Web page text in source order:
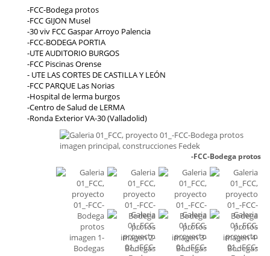
Priasa
Padeser
Teconsa
Parrado
Ecp
Residencial Toscana
-FCC-Bodega protos
-FCC GIJON Musel
-30 viv FCC Gaspar Arroyo Palencia
-FCC-BODEGA PORTIA
-UTE AUDITORIO BURGOS
-FCC Piscinas Orense
- UTE LAS CORTES DE CASTILLA Y LEÓN
-FCC PARQUE Las Norias
-Hospital de lerma burgos
-Centro de Salud de LERMA
-Ronda Exterior VA-30 (Valladolid)
-FCC-Bodega protos